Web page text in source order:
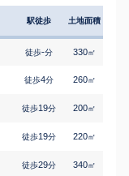
駅徒歩 土地面積
徒歩-分 330㎡
徒歩4分 260㎡
徒歩19分 200㎡
徒歩19分 220㎡
徒歩29分 340㎡